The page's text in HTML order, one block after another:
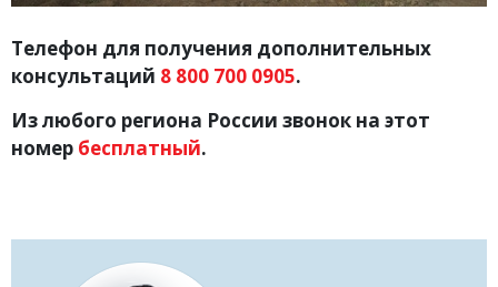
Телефон для получения дополнительных
консультаций 8 800 700 0905.
Из любого региона России звонок на этот
номер бесплатный.